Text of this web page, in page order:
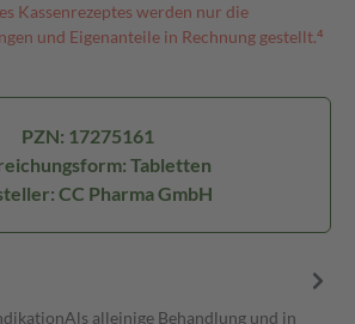
Kassenrezeptes werden nur die
und Eigenanteile in Rechnung gestellt.⁴
PZN: 17275161
Tabletten
CC Pharma GmbH
alleinige Behandlung und in